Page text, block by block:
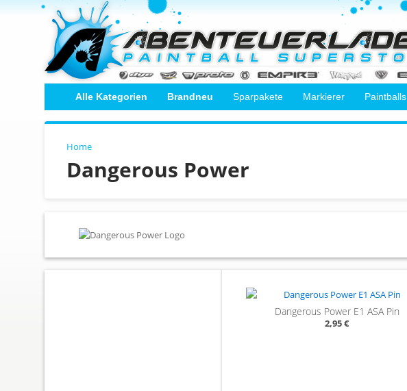
Alle Kategorien Brandneu Sparpakete Markierer Paintballs
Home
Dangerous Power
Dangerous Power E1 ASA Pin
2,95 €